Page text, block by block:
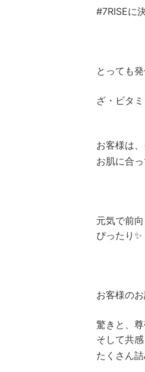
#7RISEに
とっても
ざ・ビタ
お客様は
お肌に合
元気で前
ぴったり✨
お客様のお
驚きと、尊
そして共感
たくさん